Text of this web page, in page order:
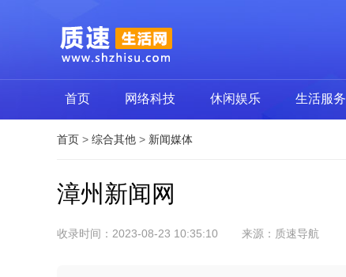
首页 网络科技 休闲娱乐 生活服务
首页 > 综合其他 > 新闻媒体
漳州新闻网
收录时间：2023-08-23 10:35:10 来源：质速导航